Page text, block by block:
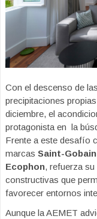
Con el descenso de
precipitaciones
diciembre, el
protagonista en la
Frente a este desafío
marcas Saint-
Ecophon, refuerza
constructivas que
favorecer entornos
Aunque la AEMET